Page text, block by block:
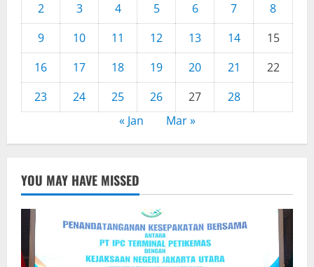
2
3 4 5 6 7
8
9
10 11 12 13 14
15
16
17 18 19 20 21
22
23
24 25 26 27
28
« Jan
Mar »
YOU MAY HAVE MISSED